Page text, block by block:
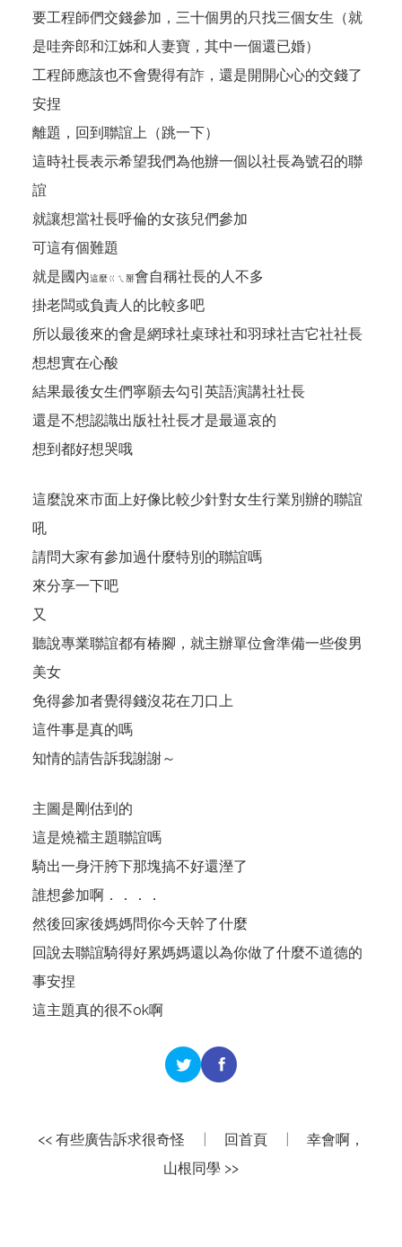
要工程師們交錢參加，三十個男的只找三個女生（就
是哇奔郎和江姊和人妻寶，其中一個還已婚）
工程師應該也不會覺得有詐，還是開開心心的交錢了
安捏
離題，回到聯誼上（跳一下）
這時社長表示希望我們為他辦一個以社長為號召的聯
誼
就讓想當社長呼倫的女孩兒們參加
可這有個難題
就是國內這麼ㄍㄟ掰會自稱社長的人不多
掛老闆或負責人的比較多吧
所以最後來的會是網球社桌球社和羽球社吉它社社長
想想實在心酸
結果最後女生們寧願去勾引英語演講社社長
還是不想認識出版社社長才是最逼哀的
想到都好想哭哦
這麼說來市面上好像比較少針對女生行業別辦的聯誼
吼
請問大家有參加過什麼特別的聯誼嗎
來分享一下吧
又
聽說專業聯誼都有椿腳，就主辦單位會準備一些俊男
美女
免得參加者覺得錢沒花在刀口上
這件事是真的嗎
知情的請告訴我謝謝～
主圖是剛估到的
這是燒襠主題聯誼嗎
騎出一身汗胯下那塊搞不好還溼了
誰想參加啊．．．．
然後回家後媽媽問你今天幹了什麼
回說去聯誼騎得好累媽媽還以為你做了什麼不道德的
事安捏
這主題真的很不ok啊
<< 有些廣告訴求很奇怪 回首頁
幸會啊，
山根同學 >>